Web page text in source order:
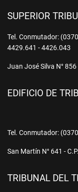
SUPERIOR
Tel. Conmutador:
4429.641 - 4426.043
Juan José Silva N°
EDIFICIO DE
Tel. Conmutador:
San Martín N° 641 -
TRIBUNAL DEL